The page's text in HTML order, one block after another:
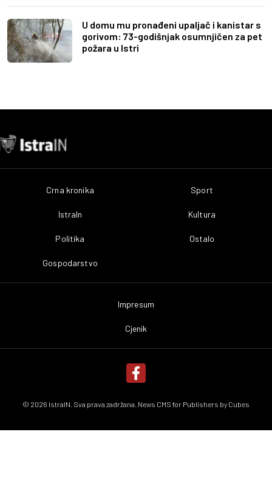
U domu mu pronađeni upaljač i kanistar s
gorivom: 73-godišnjak osumnjičen za pet
požara u Istri
Crna kronika
IstraIn
Politika
Gospodarstvo
Sport
Kultura
Ostalo
Impresum
Cjenik
© 2026 IstraIN. Sva prava zadržana. News CMS for Publishers by Cubes